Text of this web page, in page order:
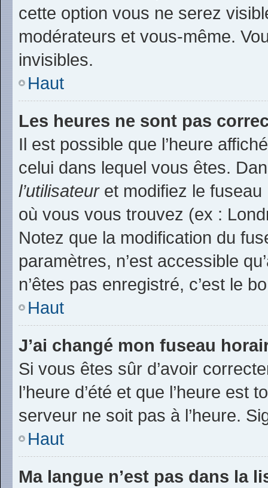
cette option vous ne serez
modérateurs et vous-même.
invisibles.
Haut
Les heures ne sont pas
Il est possible que l’heure
celui dans lequel vous êtes.
l’utilisateuret modifiez le fuseau
où vous vous trouvez (ex :
Notez que la modification du
paramètres, n’est accessible
n’êtes pas enregistré, c’est le
Haut
J’ai changé mon fuseau
Si vous êtes sûr d’avoir
l’heure d’été et que l’heure
serveur ne soit pas à l’heure.
Haut
Ma langue n’est pas dans la